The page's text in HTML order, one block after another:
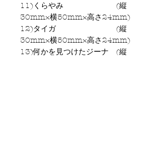
11)くらやみ (縦
30mm×横50mm×高さ24mm)
12)タイガ (縦
30mm×横50mm×高さ24mm)
13)何かを見つけたジーナ (縦